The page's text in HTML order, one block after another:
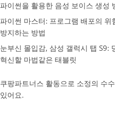
파이썬을 활용한 음성 보이스 생성
파이썬 마스터: 프로그램 배포의 위
방지하는 방법
눈부신 몰입감, 삼성 갤럭시 탭 S9:
혁신할 마법같은 태블릿
쿠팡파트너스 활동으로 소정의 수
있어요.